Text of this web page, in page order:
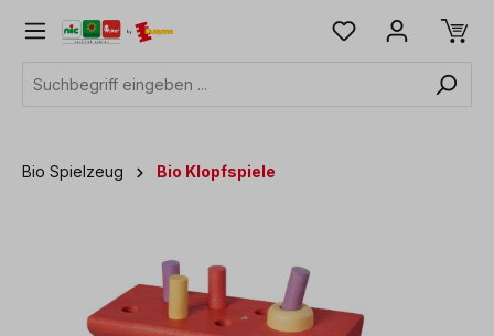
springen
Bio Spielzeug Bio Klopfspiele
Bildergalerie überspringen